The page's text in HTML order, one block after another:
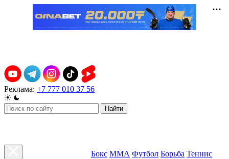
Реклама: +7 777 010 37 56
Найти
Бокс ММА Футбол Борьба Теннис